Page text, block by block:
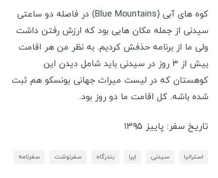
کوه های آبی (Blue Mountains) در فاصله دو ساعتی
سیدنی از جمله مکان هایی بود که ارزش رفتن داشت
ولی ما از برنامه حذفش کردیم. به نظر من هر اقامت
بیش از ۳ روز در سیدنی باید شامل دیدن این
کوهستان که در لیست میراث جهانی یونسکو هم ثبت
شده باشه. کل اقامت ما دو روز بود.
تاریخ سفر: پاییز ۱۳۹۵
استرالیا سیدنی اپرا بندرگاه سفرنوشت سفرنامه